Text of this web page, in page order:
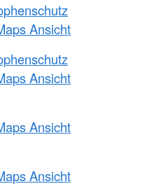
Ansicht
Ansicht
Ansicht
Ansicht